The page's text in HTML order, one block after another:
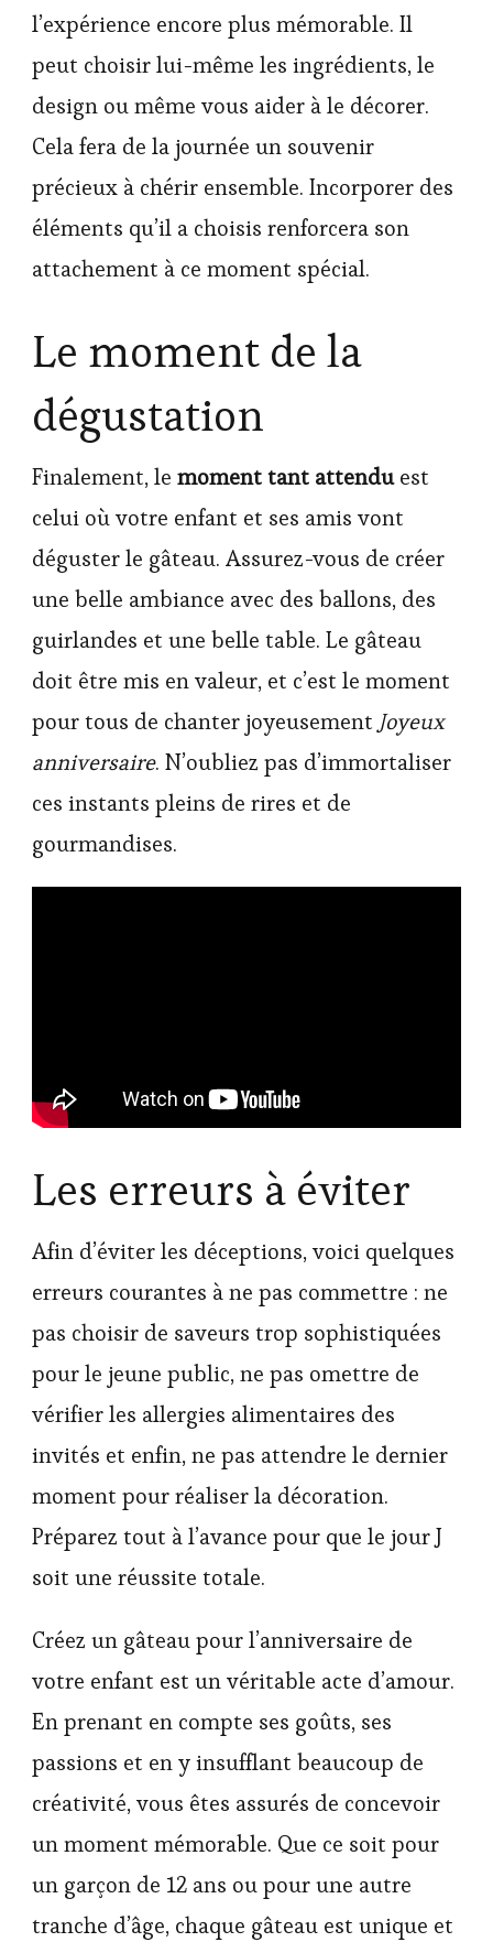
l’expérience encore plus mémorable. Il
peut choisir lui-même les ingrédients, le
design ou même vous aider à le décorer.
Cela fera de la journée un souvenir
précieux à chérir ensemble. Incorporer des
éléments qu’il a choisis renforcera son
attachement à ce moment spécial.
Le moment de la
dégustation
Finalement, le moment tant attenduest
celui où votre enfant et ses amis vont
déguster le gâteau. Assurez-vous de créer
une belle ambiance avec des ballons, des
guirlandes et une belle table. Le gâteau
doit être mis en valeur, et c’est le moment
pour tous de chanter joyeusement Joyeux
anniversaire. N’oubliez pas d’immortaliser
ces instants pleins de rires et de
gourmandises.
Les erreurs à éviter
Afin d’éviter les déceptions, voici quelques
erreurs courantes à ne pas commettre : ne
pas choisir de saveurs trop sophistiquées
pour le jeune public, ne pas omettre de
vérifier les allergies alimentaires des
invités et enfin, ne pas attendre le dernier
moment pour réaliser la décoration.
Préparez tout à l’avance pour que le jour J
soit une réussite totale.
Créez un gâteau pour l’anniversaire de
votre enfant est un véritable acte d’amour.
En prenant en compte ses goûts, ses
passions et en y insufflant beaucoup de
créativité, vous êtes assurés de concevoir
un moment mémorable. Que ce soit pour
un garçon de 12 ans ou pour une autre
tranche d’âge, chaque gâteau est unique et